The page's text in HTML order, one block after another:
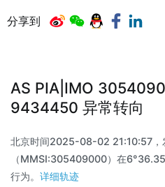
分享到
AS PIA|IMO
9434450 异常转向
北京时间2025-08-02 21:10:57，
（MMSI:305409000）在
行为。 详细轨迹